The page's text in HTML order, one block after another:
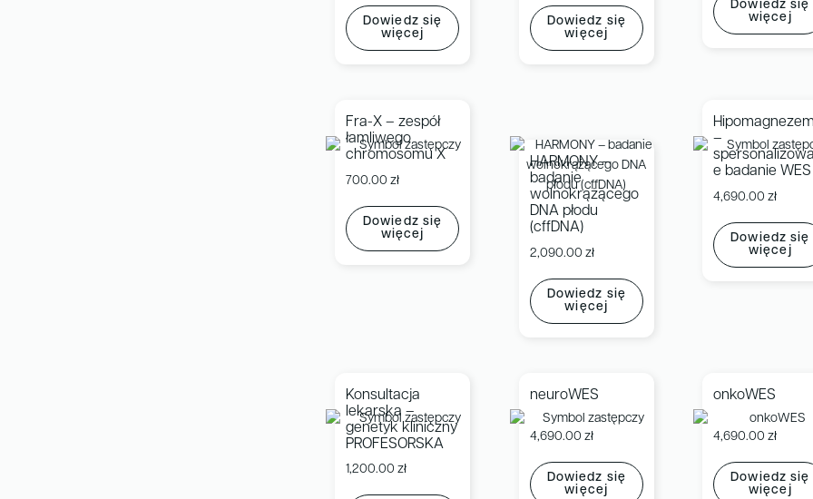
Dowiedz się
więcej
Dowiedz się
więcej
Dowiedz się
więcej
Fra-X – zespół
łamliwego
chromosomu X
700.00zł
Dowiedz się
więcej
HARMONY –
badanie
wolnokrążącego
DNA płodu
(cffDNA)
2,090.00 zł
Dowiedz się
więcej
–
e badanie WES
4,690.00zł
Dowiedz się
więcej
Konsultacja
lekarska –
genetyk kliniczny
PROFESORSKA
1,200.00zł
neuroWES
4,690.00 zł
Dowiedz się
więcej
onkoWES
4,690.00zł
Dowiedz się
więcej